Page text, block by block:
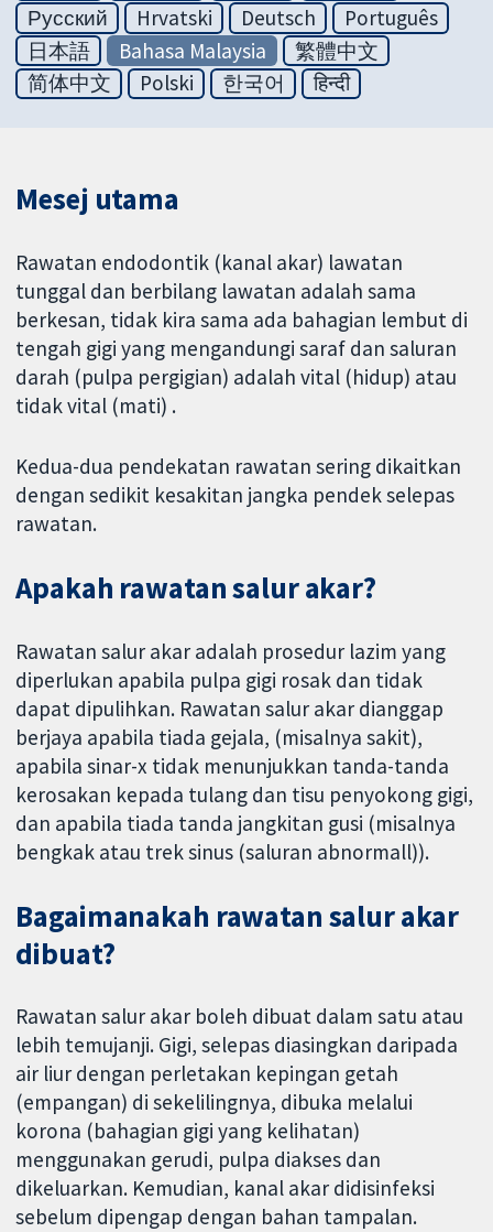
Русский
Hrvatski Deutsch
Português
日本語
Bahasa Malaysia
繁體中文
简体中文
Polski 한국어 हिन्दी
Mesej utama
Rawatan endodontik (kanal akar) lawatan
tunggal dan berbilang lawatan adalah sama
berkesan, tidak kira sama ada bahagian lembut di
tengah gigi yang mengandungi saraf dan saluran
darah (pulpa pergigian) adalah vital (hidup) atau
tidak vital (mati) .
Kedua-dua pendekatan rawatan sering dikaitkan
dengan sedikit kesakitan jangka pendek selepas
rawatan.
Apakah rawatan salur akar?
Rawatan salur akar adalah prosedur lazim yang
diperlukan apabila pulpa gigi rosak dan tidak
dapat dipulihkan. Rawatan salur akar dianggap
berjaya apabila tiada gejala, (misalnya sakit),
apabila sinar-x tidak menunjukkan tanda-tanda
kerosakan kepada tulang dan tisu penyokong gigi,
dan apabila tiada tanda jangkitan gusi (misalnya
bengkak atau trek sinus (saluran abnormall)).
Bagaimanakah rawatan salur akar
dibuat?
Rawatan salur akar boleh dibuat dalam satu atau
lebih temujanji. Gigi, selepas diasingkan daripada
air liur dengan perletakan kepingan getah
(empangan) di sekelilingnya, dibuka melalui
korona (bahagian gigi yang kelihatan)
menggunakan gerudi, pulpa diakses dan
dikeluarkan. Kemudian, kanal akar didisinfeksi
sebelum dipengap dengan bahan tampalan.